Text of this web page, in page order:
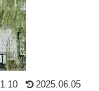
2025.06.05